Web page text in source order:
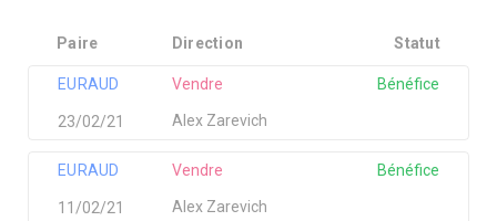
Paire Direction Statut
EURAUD
Alex Zarevich
Vendre
23/02/21
Bénéfice
EURAUD
Alex Zarevich
Vendre
11/02/21
Bénéfice